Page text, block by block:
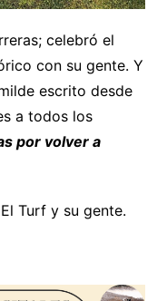
celebró el
con su gente. Y
escrito desde
a todos los
por volver a
Turf y su gente.